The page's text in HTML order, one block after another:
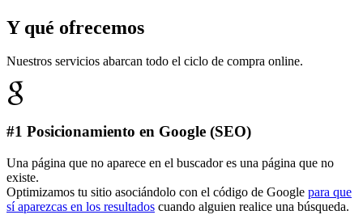
Y qué ofrecemos
Nuestros servicios abarcan todo el ciclo de compra online.
#1 Posicionamiento en Google (SEO)
Una página que no aparece en el buscador es una página que no
existe.
Optimizamos tu sitio asociándolo con el código de Google para que
sí aparezcas en los resultados cuando alguien realice una búsqueda.